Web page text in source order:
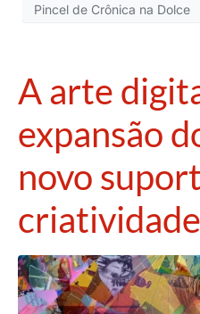
Pincel de Crônica na Dolce
A arte
expansão
novo